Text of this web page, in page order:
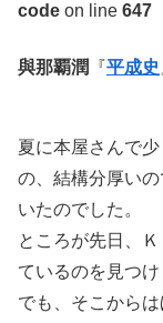
code on line 647
與那覇潤 『平成史
夏に本屋さんで
の、結構分厚い
いたのでした。
ところが先日、
ているのを見つ
でも、そこからは